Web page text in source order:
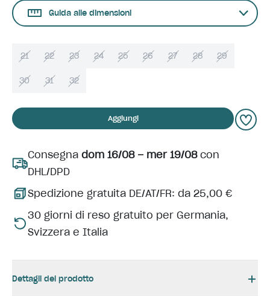
Guida alle dimensioni
21 22 23 24 25 26 27 28 29
30 31 32
Aggiungi
Consegna dom 16/08 – mer 19/08con
DHL/DPD
Spedizione gratuita DE/AT/FR: da 25,00 €
30 giorni di reso gratuito per Germania,
Svizzera e Italia
Dettagli del prodotto